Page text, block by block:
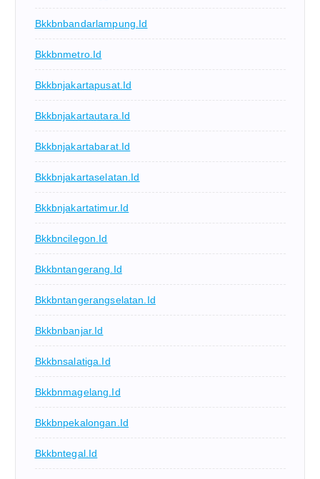
Bkkbnbandarlampung.id
Bkkbnmetro.id
Bkkbnjakartapusat.id
Bkkbnjakartautara.id
Bkkbnjakartabarat.id
Bkkbnjakartaselatan.id
Bkkbnjakartatimur.id
Bkkbncilegon.id
Bkkbntangerang.id
Bkkbntangerangselatan.id
Bkkbnbanjar.id
Bkkbnsalatiga.id
Bkkbnmagelang.id
Bkkbnpekalongan.id
Bkkbntegal.id